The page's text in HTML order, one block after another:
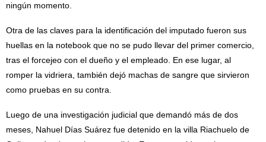
ningún momento.
Otra de las claves para la identificación del imputado fueron sus
huellas en la notebook que no se pudo llevar del primer comercio,
tras el forcejeo con el dueño y el empleado. En ese lugar, al
romper la vidriera, también dejó machas de sangre que sirvieron
como pruebas en su contra.
Luego de una investigación judicial que demandó más de dos
meses, Nahuel Días Suárez fue detenido en la villa Riachuelo de